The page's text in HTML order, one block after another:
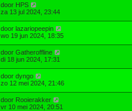
door HPS
za 13 jul 2024, 23:44
door lazariopeepin
wo 19 jun 2024, 18:35
door Gatheroffline
di 18 jun 2024, 17:31
door dyngo
zo 12 mei 2024, 21:46
door Rooierakker
vr 10 mei 2024, 20:51